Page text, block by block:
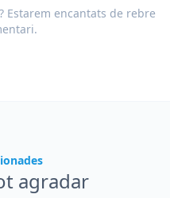
Estarem encantats de rebre
.
agradar